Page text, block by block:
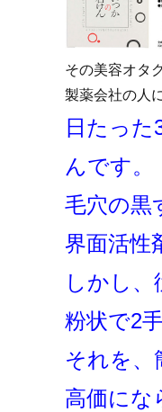
その美容オタ
製薬会社の人
日たっ
んです。
毛穴の黒
界面活性
しかし、
粉状で2
それを、
高価にな